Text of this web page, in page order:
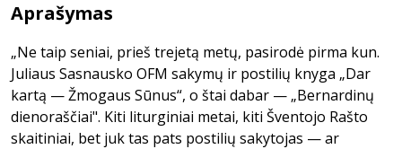
Aprašymas
„Ne taip seniai, prieš trejetą metų, pasirodė pirma kun.
Juliaus Sasnausko OFM sakymų ir postilių knyga „Dar
kartą — Žmogaus Sūnus“, o štai dabar — „Bernardinų
dienoraščiai". Kiti liturginiai metai, kiti Šventojo Rašto
skaitiniai, bet juk tas pats postilių sakytojas — ar